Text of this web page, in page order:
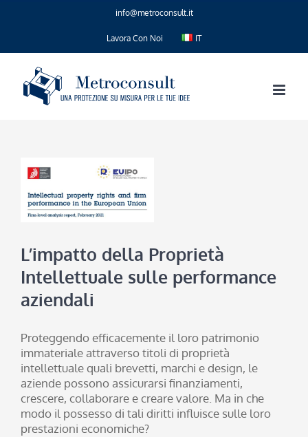
info@metroconsult.it
Lavora Con Noi IT
L’impatto della Proprietà
Intellettuale sulle performance
aziendali
Proteggendo efficacemente il loro patrimonio
immateriale attraverso titoli di proprietà
intellettuale quali brevetti, marchi e design, le
aziende possono assicurarsi finanziamenti,
crescere, collaborare e creare valore. Ma in che
modo il possesso di tali diritti influisce sulle loro
prestazioni economiche?